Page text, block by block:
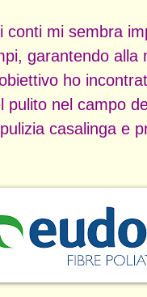
conti mi sembra
garantendo alla
ho
pulito nel campo
casalinga e